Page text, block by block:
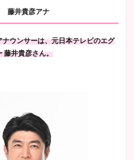
藤井貴彦アナ
ナウンサーは、元日本テレビのエグ
藤井貴彦さん。